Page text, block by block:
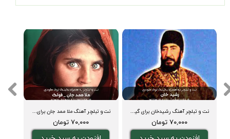
نت و تبلچر آهنگ ملا ممد جان برای گیتار + آکورد و بکینگ ترک
۷۰,۰۰۰ تومان
نت و تبلچر آهنگ رشیدخان برای گیتار + آکورد و بکینگ ترک
۷۰,۰۰۰ تومان